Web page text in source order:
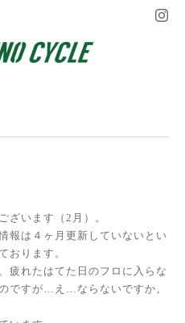
ざいます（2月）。
報は４ヶ月更新していないとい
おります。
疲れたはてた日のフロに入らな
ですが…え…ならないですか。